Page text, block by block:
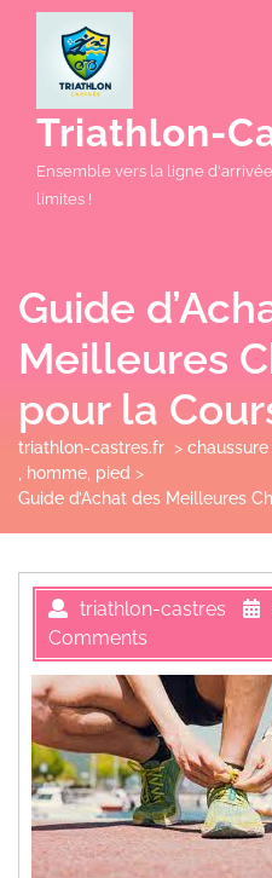
Triathlon-
Ensemble vers la ligne
limites !
Guide
Meilleures
pour la
triathlon-castres.fr >
homme pied >
Guide d’Achat des Meilleures
triathlon-castres
Comments